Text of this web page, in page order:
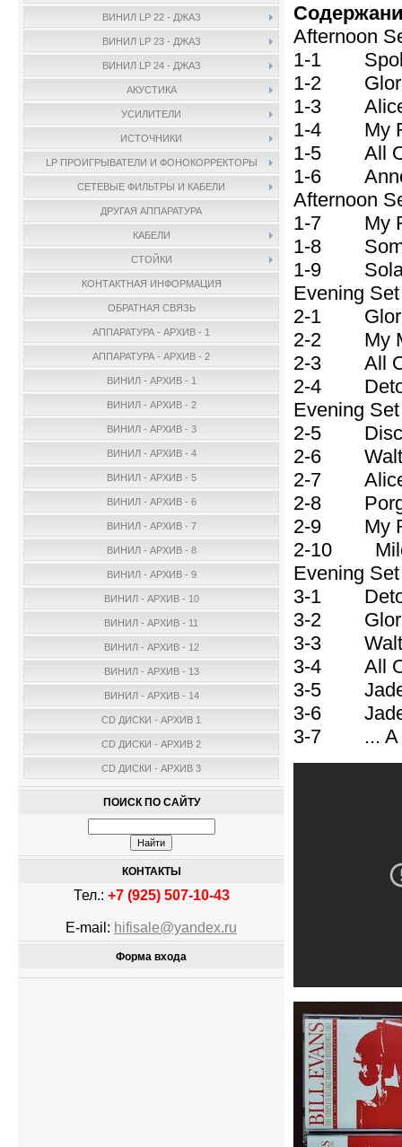
ВИНИЛ LP 22 - ДЖАЗ
ВИНИЛ LP 23 - ДЖАЗ
ВИНИЛ LP 24 - ДЖАЗ
АКУСТИКА
УСИЛИТЕЛИ
ИСТОЧНИКИ
LP ПРОИГРЫВАТЕЛИ И ФОНОКОРРЕКТОРЫ
СЕТЕВЫЕ ФИЛЬТРЫ И КАБЕЛИ
ДРУГАЯ АППАРАТУРА
КАБЕЛИ
СТОЙКИ
КОНТАКТНАЯ ИНФОРМАЦИЯ
ОБРАТНАЯ СВЯЗЬ
АППАРАТУРА - АРХИВ - 1
АППАРАТУРА - АРХИВ - 2
ВИНИЛ - АРХИВ - 1
ВИНИЛ - АРХИВ - 2
ВИНИЛ - АРХИВ - 3
ВИНИЛ - АРХИВ - 4
ВИНИЛ - АРХИВ - 5
ВИНИЛ - АРХИВ - 6
ВИНИЛ - АРХИВ - 7
ВИНИЛ - АРХИВ - 8
ВИНИЛ - АРХИВ - 9
ВИНИЛ - АРХИВ - 10
ВИНИЛ - АРХИВ - 11
ВИНИЛ - АРХИВ - 12
ВИНИЛ - АРХИВ - 13
ВИНИЛ - АРХИВ - 14
CD ДИСКИ - АРХИВ 1
CD ДИСКИ - АРХИВ 2
CD ДИСКИ - АРХИВ 3
ПОИСК ПО САЙТУ
КОНТАКТЫ
Тел.: +7 (925) 507-10-43
E-mail: hifisale@yandex.ru
Форма входа
Afternoon
1-1
1-2
1-3 Alice
1-4 My
1-5 All Of
1-6
Afternoon
1-7 My
1-8
1-9
Evening
2-1
2-2 My
2-3 All Of
2-4
Evening
2-5
2-6 Waltz
2-7 Alice
2-8 Porgy
2-9 My
2-10
Evening
3-1
3-2
3-3 Waltz
3-4 All Of
3-5 Jade
3-6 Jade
3-7 ... A